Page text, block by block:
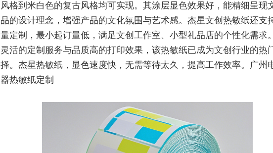
风格到米白色的复古风格均可实现。其涂层显色效果好，能精细呈现
品的设计理念，增强产品的文化氛围与艺术感。杰星文创热敏纸还支
量定制，最小起订量低，满足文创工作室、小型礼品店的个性化需求
灵活的定制服务与品质高的打印效果，该热敏纸已成为文创行业的热
择。杰星热敏纸，显色速度快，无需等待太久，提高工作效率。广州
器热敏纸定制